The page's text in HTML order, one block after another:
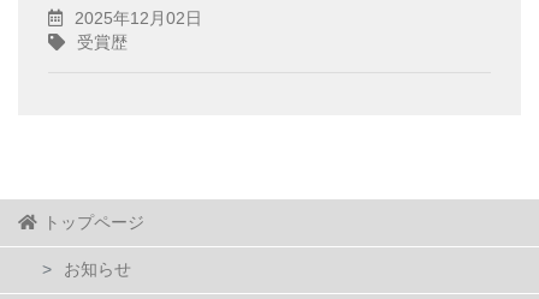
2025年12月02日
受賞歴
トップページ
お知らせ